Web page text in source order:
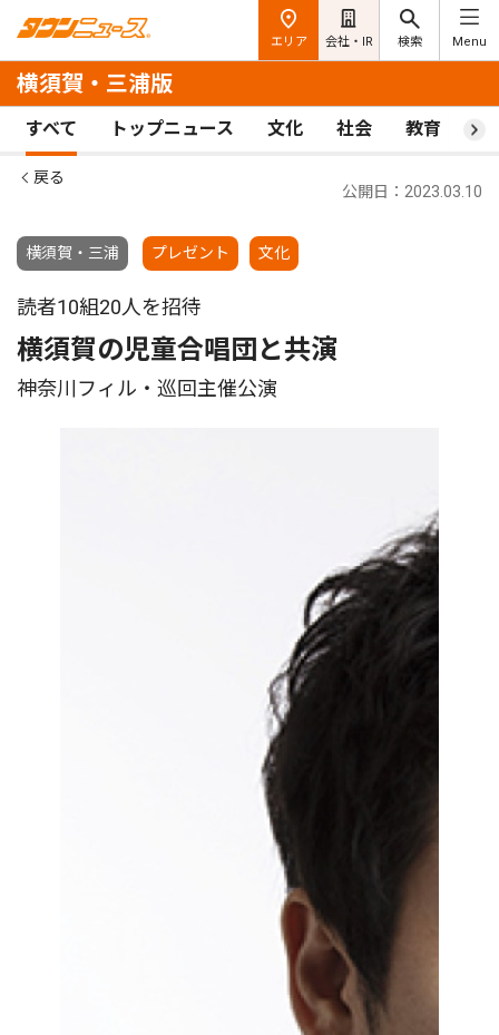
エリア 会社・IR 検索 Menu
横須賀・三浦版
すべて トップニュース 文化 社会 教育 ス
戻る
横須賀・三浦 プレゼント 文化
公開日：2023.03.10
読者10組20人を招待
横須賀の児童合唱団と共演
神奈川フィル・巡回主催公演